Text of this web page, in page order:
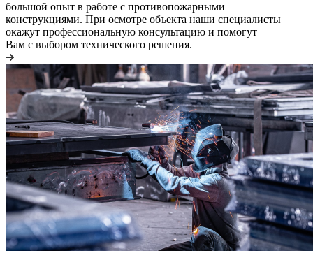
большой опыт в работе с противопожарными
конструкциями. При осмотре объекта наши специалисты
окажут профессиональную консультацию и помогут
Вам с выбором технического решения.